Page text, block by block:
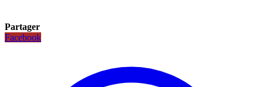
Partager
Facebook